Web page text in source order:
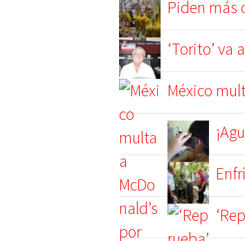
Piden más
‘Torito’ va
México